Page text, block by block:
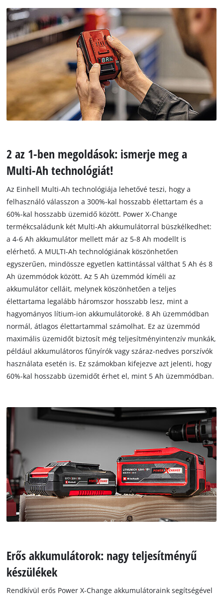
2 az 1-ben megoldások: ismerje meg a
Multi-Ah technológiát!
Az Einhell Multi-Ah technológiája lehetővé teszi, hogy a
felhasználó válasszon a 300%-kal hosszabb élettartam és a
60%-kal hosszabb üzemidő között. Power X-Change
termékcsaládunk két Multi-Ah akkumulátorral büszkélkedhet:
a 4-6 Ah akkumulátor mellett már az 5-8 Ah modellt is
elérhető. A MULTI-Ah technológiának köszönhetően
egyszerűen, mindössze egyetlen kattintással válthat 5 Ah és 8
Ah üzemmódok között. Az 5 Ah üzemmód kíméli az
akkumulátor celláit, melynek köszönhetően a teljes
élettartama legalább háromszor hosszabb lesz, mint a
hagyományos lítium-ion akkumulátoroké. 8 Ah üzemmódban
normál, átlagos élettartammal számolhat. Ez az üzemmód
maximális üzemidőt biztosít még teljesítményintenzív munkák,
például akkumulátoros fűnyírók vagy száraz-nedves porszívók
használata esetén is. Ez számokban kifejezve azt jelenti, hogy
60%-kal hosszabb üzemidőt érhet el, mint 5 Ah üzemmódban.
Erős akkumulátorok: nagy teljesítményű
készülékek
Rendkívül erős Power X-Change akkumulátoraink segítségével